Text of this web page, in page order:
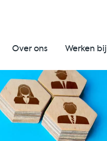
Over ons Werken bij